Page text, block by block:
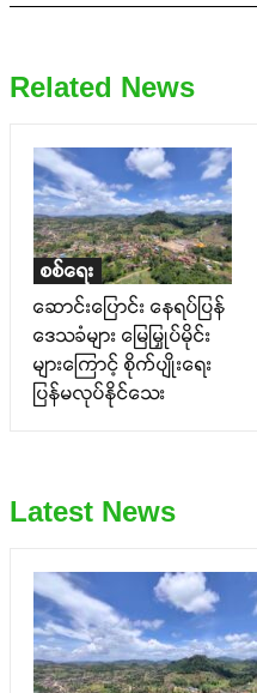
Related News
စစ်ရေး
ဆောင်းပြောင်း နေရပ်ပြန်
ဒေသခံများ မြေမြှုပ်မိုင်း
များကြောင့် စိုက်ပျိုးရေး
ပြန်မလုပ်နိုင်သေး
Latest News